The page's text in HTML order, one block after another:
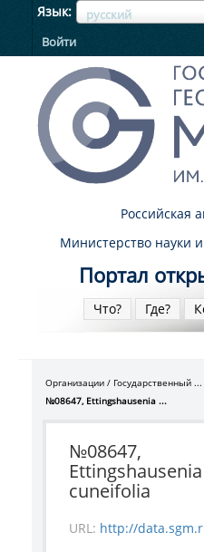
Язык русский
ЯзыкЯзык
Войти
Российская
Министерство науки
Портал
Что? Где?
Организации Государственный ...
№08647, Ettingshausenia ...
№08647,
Ettingshausenia
cuneifolia
URL: http://data.sgm.ru/dataset/feeaa567-e841-4fc6-ab56-73987ea6492e/resource/